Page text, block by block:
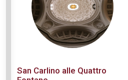
San Carlino alle Quattro